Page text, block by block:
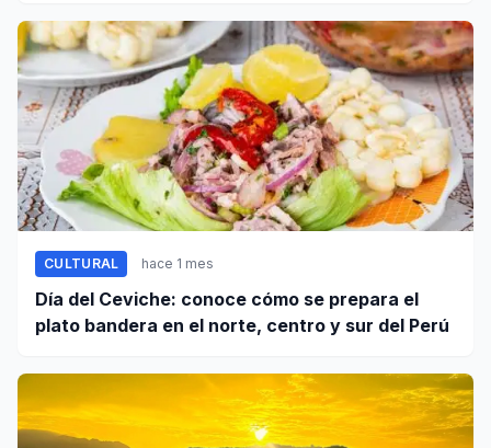
CULTURAL hace 1 mes
Día del Ceviche: conoce cómo se prepara el
plato bandera en el norte, centro y sur del Perú